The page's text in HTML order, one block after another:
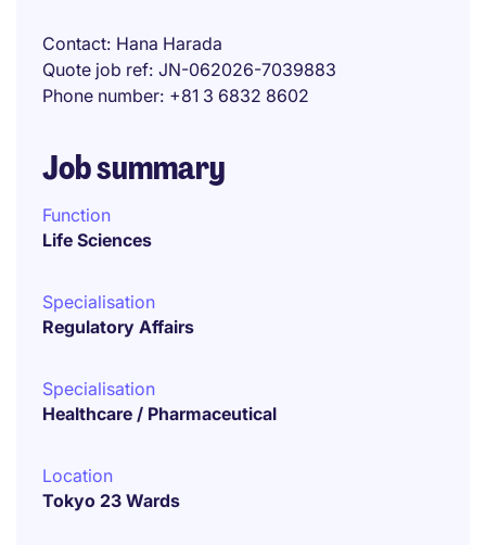
Contact Hana Harada
Quote job ref JN-062026-7039883
Phone number +81 3 6832 8602
Job summary
Function
Life Sciences
Specialisation
Regulatory Affairs
Specialisation
Healthcare / Pharmaceutical
Location
Tokyo 23 Wards